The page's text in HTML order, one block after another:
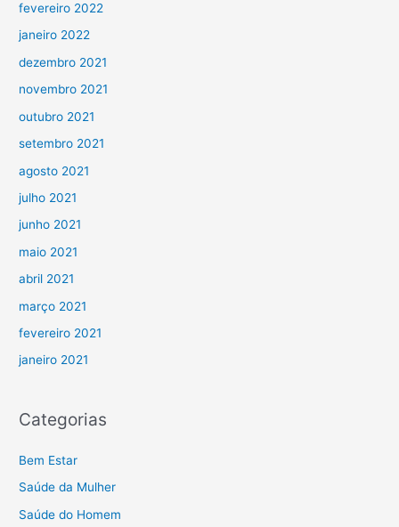
fevereiro 2022
janeiro 2022
dezembro 2021
novembro 2021
outubro 2021
setembro 2021
agosto 2021
julho 2021
junho 2021
maio 2021
abril 2021
março 2021
fevereiro 2021
janeiro 2021
Categorias
Bem Estar
Saúde da Mulher
Saúde do Homem